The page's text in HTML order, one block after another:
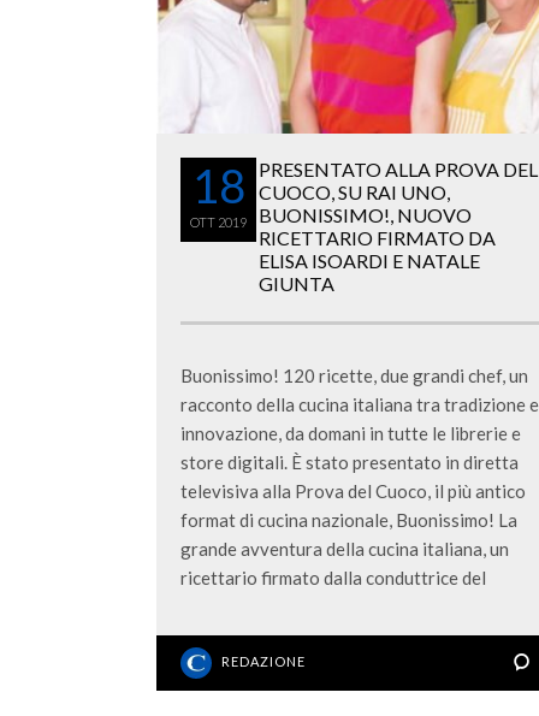
18
OTT 2019
PRESENTATO ALLA PROVA DEL
CUOCO, SU RAI UNO,
BUONISSIMO!, NUOVO
RICETTARIO FIRMATO DA
ELISA ISOARDI E NATALE
GIUNTA
Buonissimo! 120 ricette, due grandi chef, un
racconto della cucina italiana tra tradizione e
innovazione, da domani in tutte le librerie e
store digitali. È stato presentato in diretta
televisiva alla Prova del Cuoco, il più antico
format di cucina nazionale, Buonissimo! La
grande avventura della cucina italiana, un
ricettario firmato dalla conduttrice del
REDAZIONE